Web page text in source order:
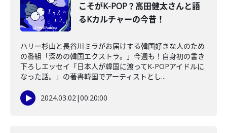
こそがK-POP？高田健太さんと語
るKカルチャーの今昔！
ハリー杉山と長谷川ミラがお届けする韓国好きな人のため
の番組「深めの韓国エクストラ。」今週も！自身初の書き
下ろしエッセイ「日本人が韓国に渡ってK-POPアイドルに
なった話。」の著書韓国でアーティストとし...
2024.03.02|00:20:00